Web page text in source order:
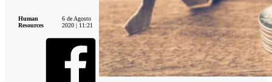
Human
Resources
6 de Agosto
2020 | 11:21